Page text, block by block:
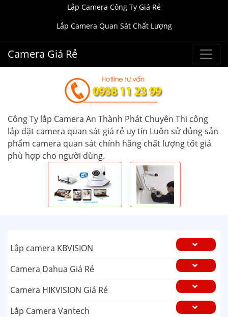
Lắp Camera Công Ty Giá Rẻ
Lắp Camera Quan Sát Chất Lượng
Camera Giá Rẻ
Công Ty lắp Camera An Thành Phát Chuyên Thi công
lắp đặt camera quan sát giá rẻ uy tín Luôn sử dủng sản
phẩm camera quan sát chính hãng chất lượng tốt giá
phù hợp cho người dùng.
Lắp camera KBVISION
Camera Dahua Giá Rẻ
Camera HIKVISION Giá Rẻ
Lắp Camera Vantech